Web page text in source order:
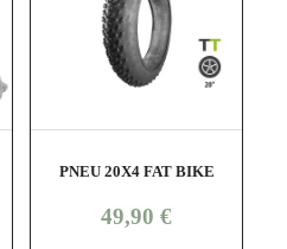
shopping_cart visibility
PNEU 20X4 FAT BIKE
Prix
49,90 €